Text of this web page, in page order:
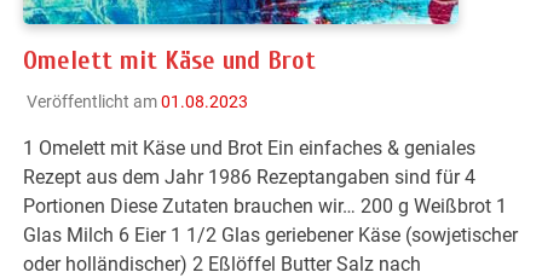
Omelett mit Käse und Brot
Veröffentlicht am01.08.2023
1 Omelett mit Käse und Brot Ein einfaches & geniales
Rezept aus dem Jahr 1986 Rezeptangaben sind für 4
Portionen Diese Zutaten brauchen wir… 200 g Weißbrot 1
Glas Milch 6 Eier 1 1/2 Glas geriebener Käse (sowjetischer
oder holländischer) 2 Eßlöffel Butter Salz nach